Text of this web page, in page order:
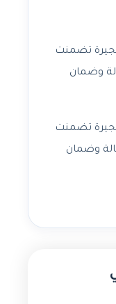
تضمنت
وضمان
تضمنت
وضمان